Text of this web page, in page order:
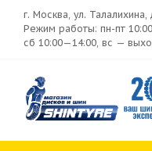
г. Москва, ул. Талалихина,
Режим работы: пн-пт
сб 10:00—14:00, вс —